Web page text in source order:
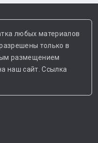
любых материалов
только в
размещением
наш сайт. Ссылка